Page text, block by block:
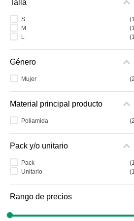
9.
10
Talla
S (1
M
(1
L
(1
Género
Mujer (2
Material principal producto
Poliamida (2
Pack y/o unitario
Pack (1
Unitario
(1